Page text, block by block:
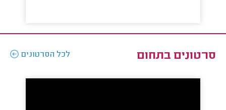
סרטונים בתחום לכל הסרטונים